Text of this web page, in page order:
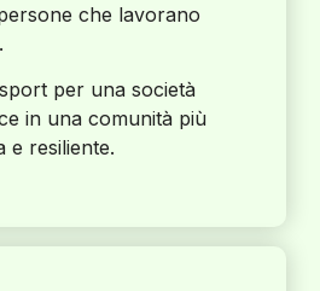
che lavorano
per una società
in una comunità più
e resiliente.